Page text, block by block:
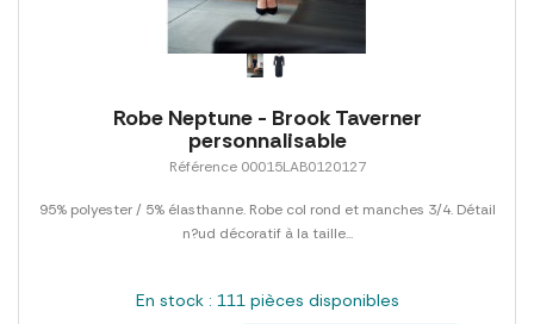
Robe Neptune - Brook Taverner
personnalisable
Référence 00015LAB0120127
95% polyester / 5% élasthanne. Robe col rond et manches 3/4. Détail
n?ud décoratif à la taille...
En stock : 111 pièces disponibles